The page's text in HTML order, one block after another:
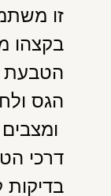
זו
בקצהו
הטבעת
הגס
דרכי
בדיקות